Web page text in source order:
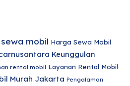
mobil Harga Sewa Mobil
Keunggulan
rental mobil Layanan Rental Mobil
Murah Jakarta Pengalaman